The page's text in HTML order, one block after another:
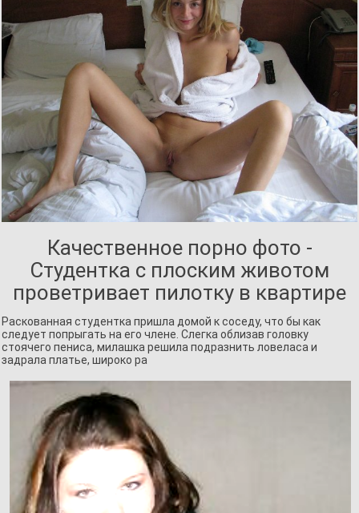
Качественное порно фото -
Студентка с плоским животом
проветривает пилотку в квартире
Раскованная студентка пришла домой к соседу, что бы как
следует попрыгать на его члене. Слегка облизав головку
стоячего пениса, милашка решила подразнить ловеласа и
задрала платье, широко ра